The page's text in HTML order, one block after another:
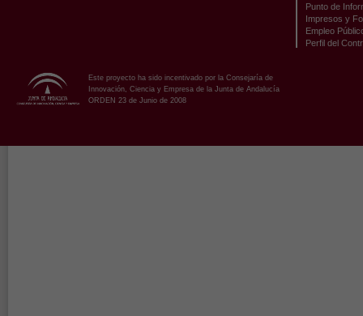
Punto de
Impresos y
Empleo
Perfil del
Este proyecto ha sido incentivado por la Consejaría de
Innovación, Ciencia y Empresa de la Junta de Andalucía
ORDEN 23 de Junio de 2008